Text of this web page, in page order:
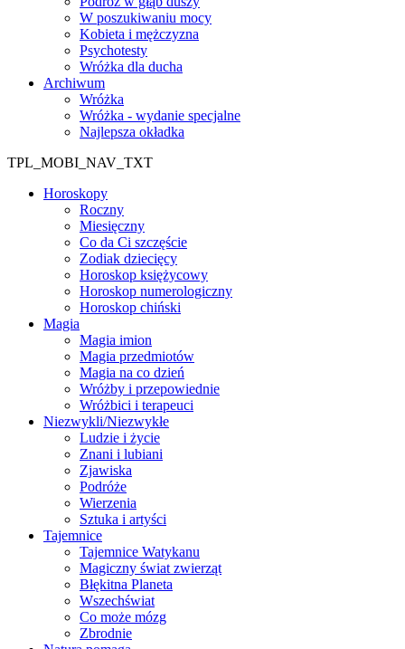
W poszukiwaniu mocy
Kobieta i mężczyzna
Psychotesty
Wróżka dla ducha
Archiwum
Wróżka
Wróżka - wydanie specjalne
Najlepsza okładka
TPL_MOBI_NAV_TXT
Horoskopy
Roczny
Miesięczny
Co da Ci szczęście
Zodiak dziecięcy
Horoskop księżycowy
Horoskop numerologiczny
Horoskop chiński
Magia
Magia imion
Magia przedmiotów
Magia na co dzień
Wróżby i przepowiednie
Wróżbici i terapeuci
Niezwykli/Niezwykłe
Ludzie i życie
Znani i lubiani
Zjawiska
Podróże
Wierzenia
Sztuka i artyści
Tajemnice
Tajemnice Watykanu
Magiczny świat zwierząt
Błękitna Planeta
Wszechświat
Co może mózg
Zbrodnie